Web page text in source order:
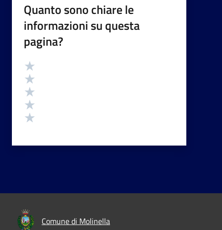
Quanto sono chiare le
informazioni su questa
pagina?
Valutazione
Comune di Molinella